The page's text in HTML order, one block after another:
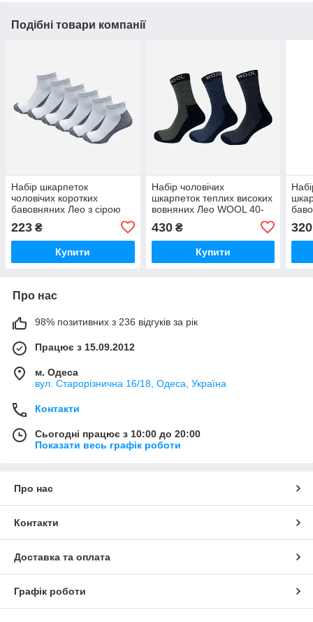
Подібні товари компанії
Набір шкарпеток
чоловічих коротких
бавовняних Лео з сірою
Білий/Сірий
223 ₴
Купити
Набір чоловічих
шкарпеток теплих високих
вовняних Лео WOOL 40-
45 6 пари Сірий/Синій/Хакі
(ROZ6501054593)
430₴
Купити
320
Про нас
98% позитивних з 236 відгуків за рік
Працює з 15.09.2012
м. Одеса
вул. Старорізнична 16/18, Одеса, Україна
Контакти
Сьогодні працює з 10:00 до 20:00
Показати весь графік роботи
Про нас
Контакти
Доставка та оплата
Графік роботи